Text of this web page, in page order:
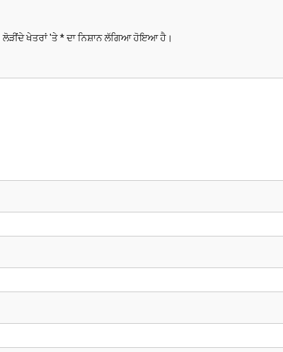
ਲੋੜੀਂਦੇ ਖੇਤਰਾਂ 'ਤੇ*ਦਾ ਨਿਸ਼ਾਨ ਲੱਗਿਆ ਹੋਇਆ ਹੈ।